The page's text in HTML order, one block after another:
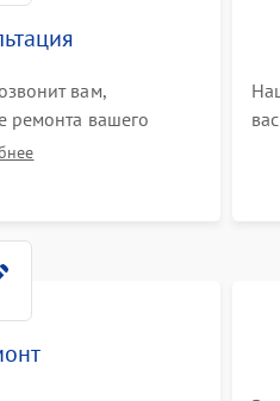
вам,
ремонта вашего
на все ваши